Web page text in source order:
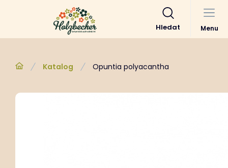
Hledat Menu
Katalog Opuntia polyacantha